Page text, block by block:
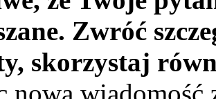
Zwróć
skorzystaj